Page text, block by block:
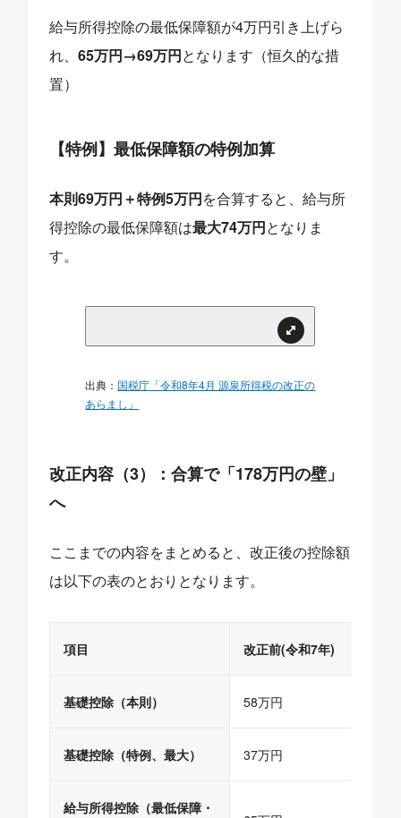
給与所得控除の最低保障額が4万円引き上げら
れ、65万円→69万円となります（恒久的な措
置）
【特例】最低保障額の特例加算
本則69万円＋特例5万円を合算すると、給与所
得控除の最低保障額は最大74万円となりま
す。
出典： 国税庁「令和8年4月 源泉所得税の改正の
あらまし」
改正内容（3）：合算で「178万円の壁」
へ
ここまでの内容をまとめると、改正後の控除額
は以下の表のとおりとなります。
項目 改正前(令和7年)
基礎控除（本則） 58万円
基礎控除（特例、最大） 37万円
給与所得控除（最低保障・